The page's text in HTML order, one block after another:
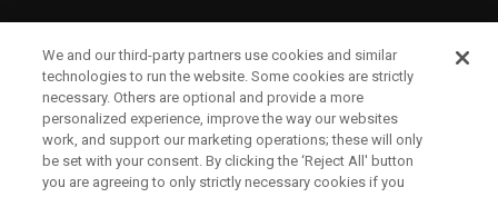
UNTERNEHMENSPROFIL
RECHTLICHES-
We and our third-party partners use cookies and similar
technologies to run the website. Some cookies are strictly
necessary. Others are optional and provide a more
personalized experience, improve the way our websites
work, and support our marketing operations; these will only
be set with your consent. By clicking the ‘Reject All' button
you are agreeing to only strictly necessary cookies if you